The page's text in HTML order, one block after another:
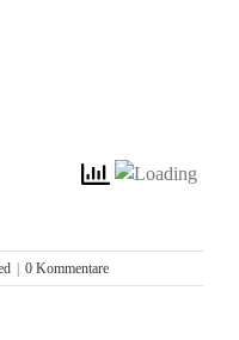
0 Kommentare